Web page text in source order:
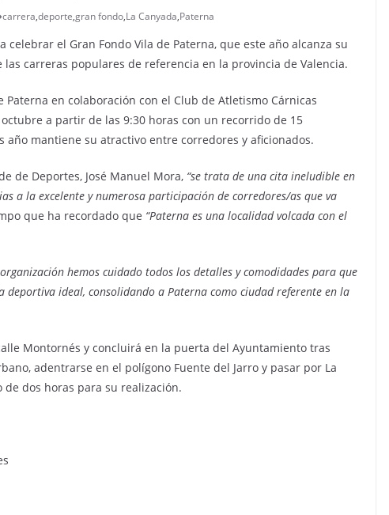
carrera,deporte,gran fondo,La Canyada,Paterna
celebrar el Gran Fondo Vila de Paterna, que este año alcanza su
las carreras populares de referencia en la provincia de Valencia.
en colaboración con el Club de Atletismo Cárnicas
a partir de las 9:30 horas con un recorrido de 15
año mantiene su atractivo entre corredores y aficionados.
de Deportes, José Manuel Mora, “se trata de una cita ineludible en
a la excelente y numerosa participación de corredores/as que va
que ha recordado que “Paterna es una localidad volcada con el
organización hemos cuidado todos los detalles y comodidades para que
deportiva ideal, consolidando a Paterna como ciudad referente en la
Montornés y concluirá en la puerta del Ayuntamiento tras
adentrarse en el polígono Fuente del Jarro y pasar por La
dos horas para su realización.